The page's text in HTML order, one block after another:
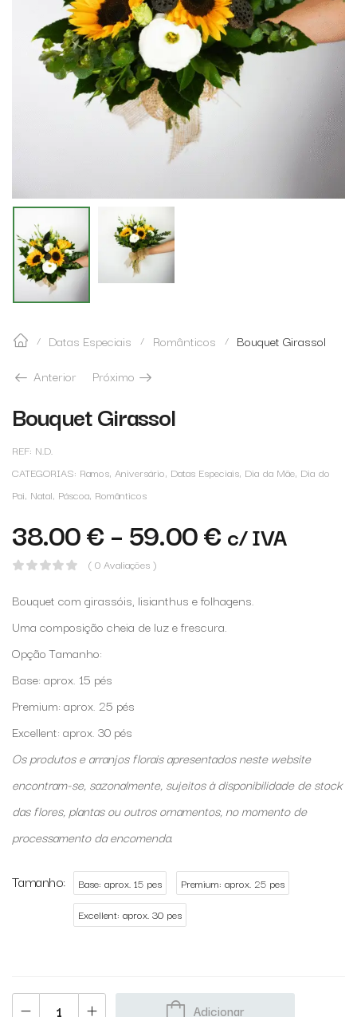
/ Datas Especiais / Românticos / Bouquet Girassol
Anterior
Próximo
Bouquet Girassol
REF: N.D.
CATEGORIAS: Ramos, Aniversário, Datas Especiais, Dia da Mãe, Dia do
Pai, Natal, Páscoa, Românticos
38.00€–59.00€ c/ IVA
( 0 Avaliações )
Bouquet com girassóis, lisianthus e folhagens.
Uma composição cheia de luz e frescura.
Opção Tamanho:
Base: aprox. 15 pés
Premium: aprox. 25 pés
Excellent: aprox. 30 pés
Os produtos e arranjos florais apresentados neste website
encontram-se, sazonalmente, sujeitos à disponibilidade de stock
das flores, plantas ou outros ornamentos, no momento de
processamento da encomenda.
Tamanho Base: aprox. 15 pes
Premium: aprox. 25 pes
Excellent: aprox. 30 pes
Adicionar